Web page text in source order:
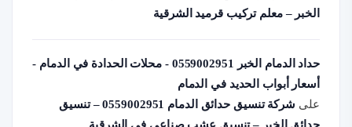
الخبر – معلم تركيب قرميد الشرقية
حداد الدمام الخبر 0559002951 - محلات الحدادة في الدمام -
أسعار أبواب الحديد في الدمام
على
شركة تنسيق حدائق الدمام 0559002951 – تنسيق